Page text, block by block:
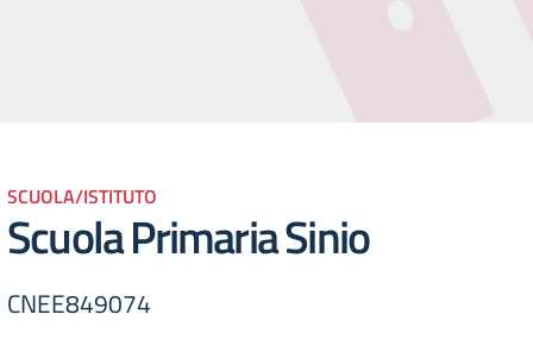
SCUOLA/ISTITUTO
Scuola Primaria Sinio
CNEE849074